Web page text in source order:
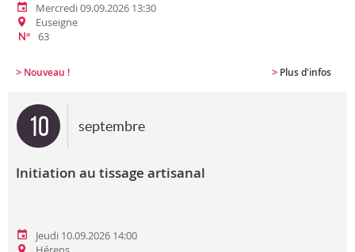
Mercredi 09.09.2026 13:30
Euseigne
N° 63
> Nouveau ! > Plus d'infos
10 septembre
Initiation au tissage artisanal
Jeudi 10.09.2026 14:00